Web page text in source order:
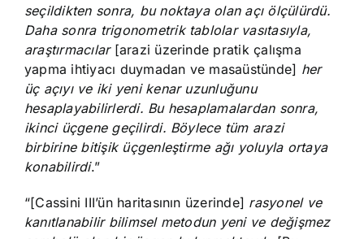
seçildikten sonra, bu noktaya olan açı ölçülürdü.
Daha sonra trigonometrik tablolar vasıtasıyla,
araştırmacılar [arazi üzerinde pratik çalışma
yapma ihtiyacı duymadan ve masaüstünde] her
üç açıyı ve iki yeni kenar uzunluğunu
hesaplayabilirlerdi. Bu hesaplamalardan sonra,
ikinci üçgene geçilirdi. Böylece tüm arazi
birbirine bitişik üçgenleştirme ağı yoluyla ortaya
konabilirdi.”
“[Cassini III’ün haritasının üzerinde] rasyonel ve
kanıtlanabilir bilimsel metodun yeni ve değişmez